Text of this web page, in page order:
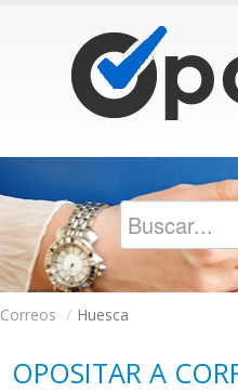
Correos / Huesca
OPOSITAR A